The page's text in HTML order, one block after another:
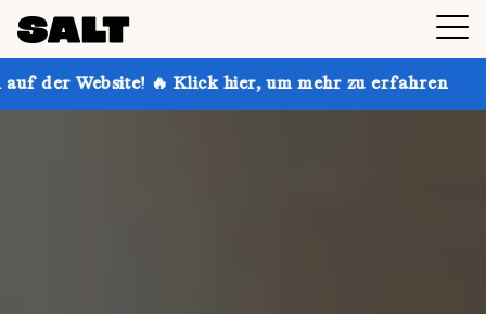
Klick hier, um mehr zu erfahren Hol dir bis zu